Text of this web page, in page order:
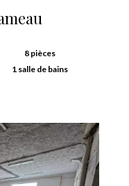
8 pièces
1 salle de bains